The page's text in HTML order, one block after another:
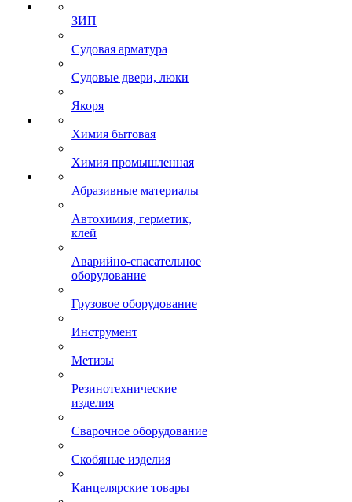
ЗИП
Судовая арматура
Судовые двери, люки
Якоря
Химия бытовая
Химия промышленная
Абразивные материалы
Автохимия, герметик,
клей
Аварийно-спасательное
оборудование
Грузовое оборудование
Инструмент
Метизы
Резинотехнические
изделия
Сварочное оборудование
Скобяные изделия
Канцелярские товары